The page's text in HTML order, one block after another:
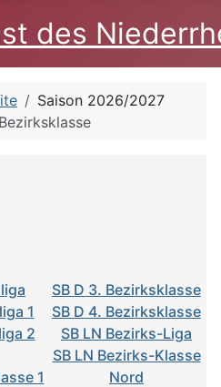
des
Saison 2026/2027
SB D 3. Bezirksklasse
1
SB D 4. Bezirksklasse
2
SB LN Bezirks-Liga
1
SB LN Bezirks-Klasse
Nord